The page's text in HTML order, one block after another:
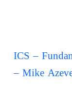
ICS –
– Mike